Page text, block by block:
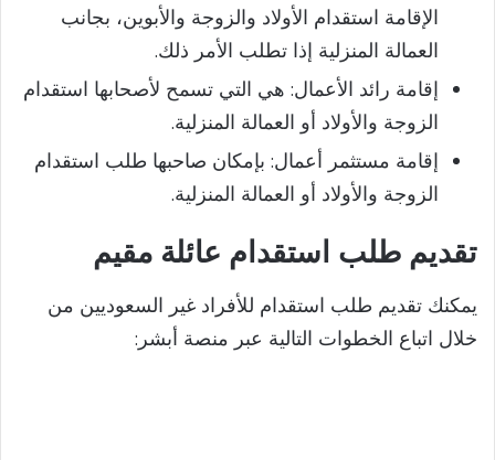
الإقامة استقدام الأولاد والزوجة والأبوين، بجانب
العمالة المنزلية إذا تطلب الأمر ذلك.
إقامة رائد الأعمال: هي التي تسمح لأصحابها استقدام
الزوجة والأولاد أو العمالة المنزلية.
إقامة مستثمر أعمال: بإمكان صاحبها طلب استقدام
الزوجة والأولاد أو العمالة المنزلية.
تقديم طلب استقدام عائلة مقيم
يمكنك تقديم طلب استقدام للأفراد غير السعوديين من
خلال اتباع الخطوات التالية عبر منصة أبشر: